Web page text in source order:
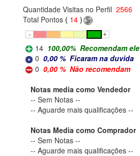
Quantidade Visitas no Perfil 2566
Total Pontos ( 14 )
14 100,00% Recomendam ele
0 0,00 % Ficaram na duvida
0 0,00 % Não recomendam
Notas media como Vendedor
-- Sem Notas --
-- Aguarde mais qualificações --
Notas Media como Comprador
-- Sem Notas --
-- Aguarde mais qualificações --